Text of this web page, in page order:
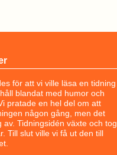
för att vi ville läsa en tidning
blandat med humor och
pratade en hel del om att
någon gång, men det
av. Tidningsidén växte och tog
Till slut ville vi få ut den till